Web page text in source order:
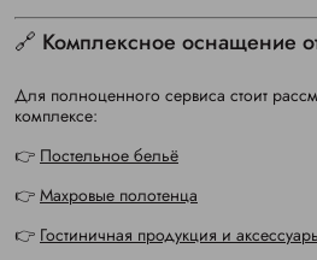
🔗 Комплексное оснащение
Для полноценного сервиса стоит
комплексе:
👉 Постельное бельё
👉 Махровые полотенца
👉 Гостиничная продукция и